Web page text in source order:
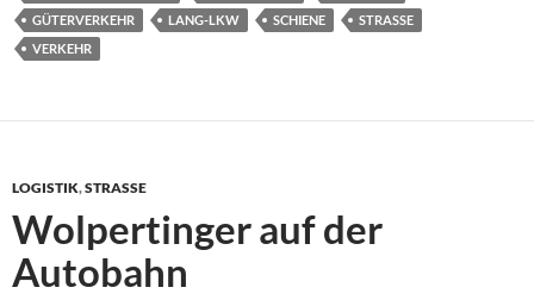
GÜTERVERKEHR
LANG-LKW SCHIENE
STRASSE
VERKEHR
LOGISTIK,STRASSE
Wolpertinger auf der
Autobahn